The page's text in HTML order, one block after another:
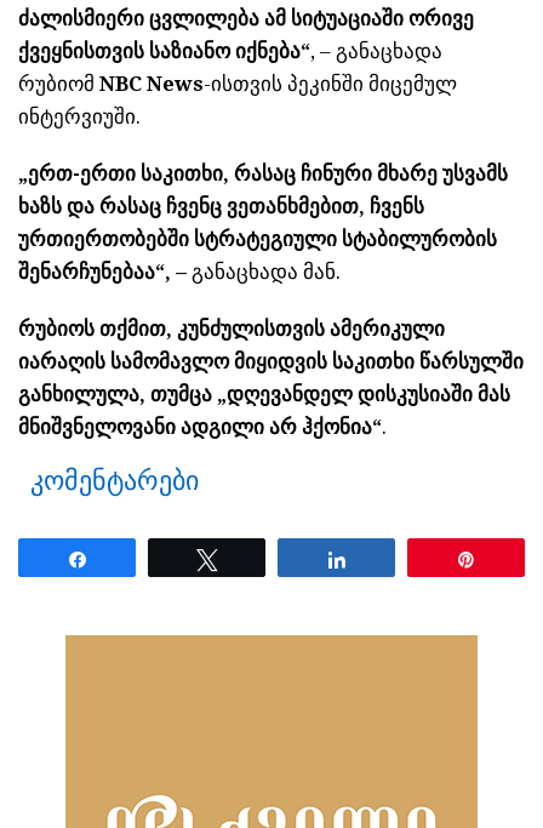
ძალისმიერი ცვლილება ამ სიტუაციაში ორივე
ქვეყნისთვის საზიანო იქნება“, – განაცხადა
რუბიომ NBC News-ისთვის პეკინში მიცემულ
ინტერვიუში.
„ერთ-ერთი საკითხი, რასაც ჩინური მხარე უსვამს
ხაზს და რასაც ჩვენც ვეთანხმებით, ჩვენს
ურთიერთობებში სტრატეგიული სტაბილურობის
შენარჩუნებაა“, – განაცხადა მან.
რუბიოს თქმით, კუნძულისთვის ამერიკული
იარაღის სამომავლო მიყიდვის საკითხი წარსულში
განხილულა, თუმცა „დღევანდელ დისკუსიაში მას
მნიშვნელოვანი ადგილი არ ჰქონია“.
კომენტარები